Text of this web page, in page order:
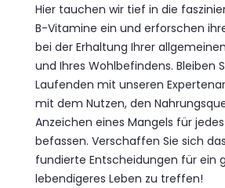
Hier tauchen wir tief in die
B-Vitamine ein und erforschen
bei der Erhaltung Ihrer
und Ihres Wohlbefindens. Bleiben
Laufenden mit unseren
mit dem Nutzen, den
Anzeichen eines Mangels für
befassen. Verschaffen Sie sich
fundierte Entscheidungen für ein
lebendigeres Leben zu treffen!